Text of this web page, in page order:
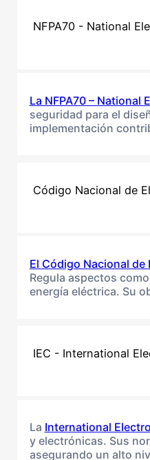
NFPA70 - National
La NFPA70 – National
seguridad para el
implementación
Código Nacional de
El Código Nacional de
Regula aspectos
energía eléctrica. Su
IEC - International
La International
y electrónicas. Sus
asegurando un alto